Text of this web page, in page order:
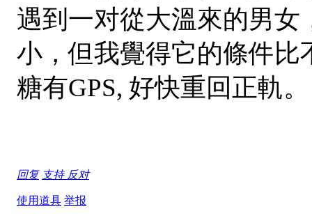
遇到一对從大溫來的男女
小，但我覺得它的條件比
糖有GPS, 好快重回正軌。
回复 支持 反对
使用道具 举报